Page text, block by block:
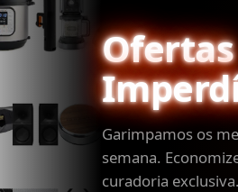
Ofertas
Garimpamos os
semana.
curadoria exclusiva.